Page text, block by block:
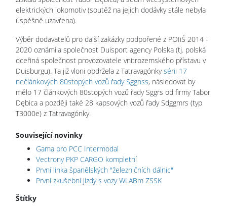
elektrických lokomotiv (soutěž na jejich dodávky stále nebyla
úspěšně uzavřena).
Výběr dodavatelů pro další zakázky podpořené z POIiŚ 2014 -
2020 oznámila společnost Duisport agency Polska (tj. polská
dceřiná společnost provozovatele vnitrozemského přístavu v
Duisburgu). Ta již vloni obdržela z Tatravagónkysérii 17
nečlánkových 80stopých vozů řady Sggnss, následovat by
mělo 17 článkových 80stopých vozů řady Sggrs od firmy Tabor
Dębica a později také 28 kapsových vozů řady Sdggmrs (typ
T3000e) z Tatravagónky.
Související novinky
Gama pro PCC Intermodal
Vectrony PKP CARGO kompletní
První linka španělských "železničních dálnic"
První zkušební jízdy s vozy WLABm ZSSK
Štítky